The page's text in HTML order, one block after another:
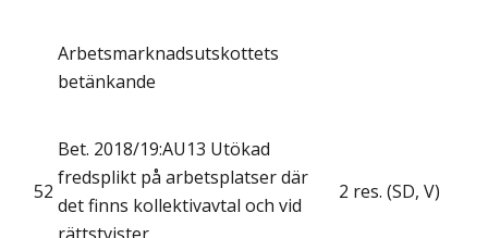
Arbetsmarknadsutskottets
betänkande
52
Bet. 2018/19:AU13 Utökad
fredsplikt på arbetsplatser där
det finns kollektivavtal och vid
2 res. (SD, V)